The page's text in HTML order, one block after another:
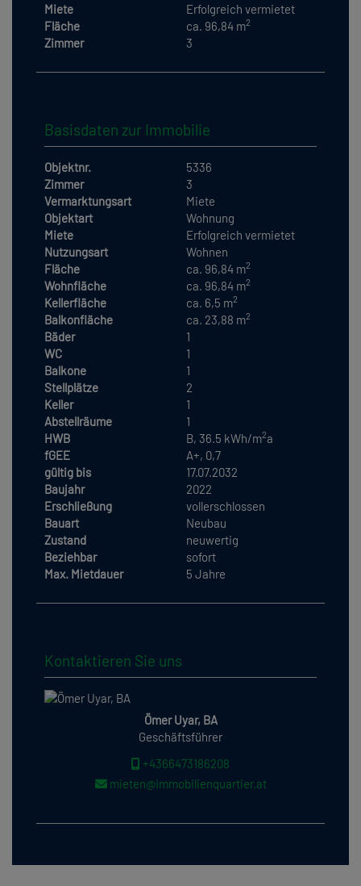
Miete
Erfolgreich vermietet
Fläche
ca. 96,84 m2
Zimmer 3
Basisdaten zur Immobilie
Objektnr.
5336
Zimmer
3
Vermarktungsart
Miete
Objektart
Wohnung
Miete
Erfolgreich vermietet
Nutzungsart
Wohnen
Fläche
ca. 96,84 m2
Wohnfläche ca. 96,84 m2
Kellerfläche ca. 6,5 m2
Balkonfläche ca. 23,88 m2
Bäder
1
WC
1
Balkone
1
Stellplätze
2
Keller
1
Abstellräume
1
HWB
B, 36.5 kWh/m2a
fGEE
A+, 0,7
gültig bis
17.07.2032
Baujahr
2022
Erschließung
vollerschlossen
Bauart
Neubau
Zustand
neuwertig
Beziehbar
sofort
Max. Mietdauer
5 Jahre
Kontaktieren Sie uns
Ömer Uyar, BA
Geschäftsführer
+4366473186208
mieten@immobilienquartier.at